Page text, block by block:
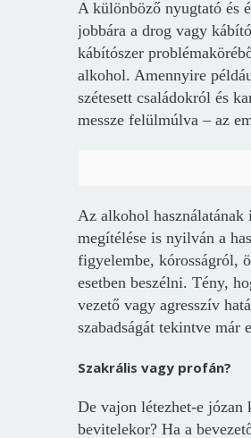
A különböző nyugtató és
jobbára a drog vagy
kábítószer
alkohol. Amennyire
szétesett családokról és
messze felülmúlva – az
Az alkohol
megítélése is nyilván a
figyelembe, kórosságról,
esetben beszélni. Tény,
vezető vagy agresszív
szabadságát tekintve már
Szakrális vagy profán?
De vajon létezhet-e józan
bevitelekor? Ha a